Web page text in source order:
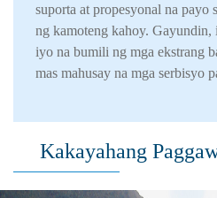
suporta at propesyonal na payo
ng kamoteng kahoy. Gayundin,
iyo na bumili ng mga ekstrang
mas mahusay na mga serbisyo
Kakayahang